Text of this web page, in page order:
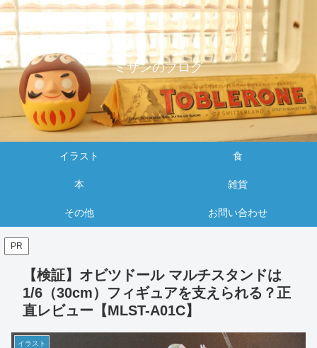
ミサンのブログ
イラスト 食
本 雑貨
その他 お問い合わせ
PR
【検証】オビツドール マルチスタンドは
1/6（30cm）フィギュアを支えられる？正
直レビュー【MLST-A01C】
イラスト